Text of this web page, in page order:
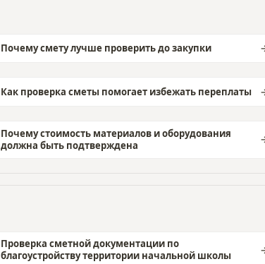
Почему смету лучше проверить до закупки
Как проверка сметы помогает избежать переплаты
Почему стоимость материалов и оборудования
должна быть подтверждена
Проверка сметной документации по
благоустройству территории начальной школы